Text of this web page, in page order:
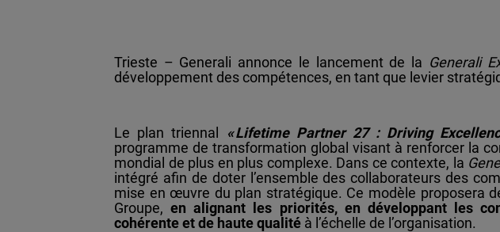
Trieste – Generali annonce le lancement de la Generali
développement des compétences, en tant que levier
Le plan triennal « Lifetime Partner 27 : Driving
programme de transformation global visant à renforcer la
mondial de plus en plus complexe. Dans ce contexte, la
intégré afin de doter l’ensemble des collaborateurs des
mise en œuvre du plan stratégique. Ce modèle proposera
Groupe,en alignant les priorités, en développant les
cohérente et de haute qualité à l’échelle de l’organisation.